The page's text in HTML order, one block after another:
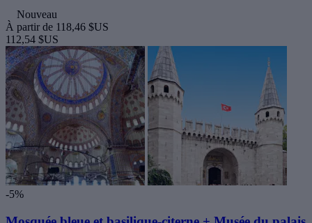
Nouveau
À partir de 118,46 $US
112,54 $US
-5%